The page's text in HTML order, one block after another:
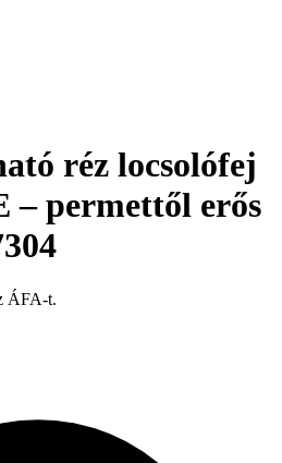
réz locsolófej
– permettől erős
ÁFA-t.